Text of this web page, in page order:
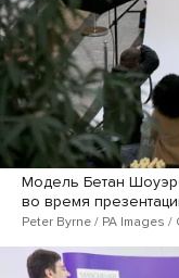
Модель Бетан
во время
Peter Byrne / PA Images /